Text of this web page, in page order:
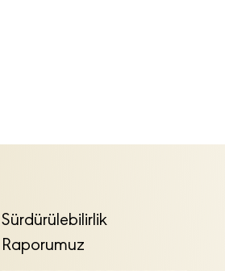
Sürdürülebilirlik
Raporumuz